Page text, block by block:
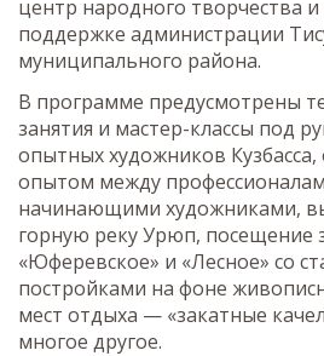
центр народного творчества и
поддержке администрации
муниципального района.
В программе предусмотрены
занятия и мастер-классы под
опытных художников
опытом между
начинающими художниками,
горную реку Урюп, посещение
«Юферевское» и «Лесное» со
постройками на фоне
мест отдыха — «закатные
многое другое.